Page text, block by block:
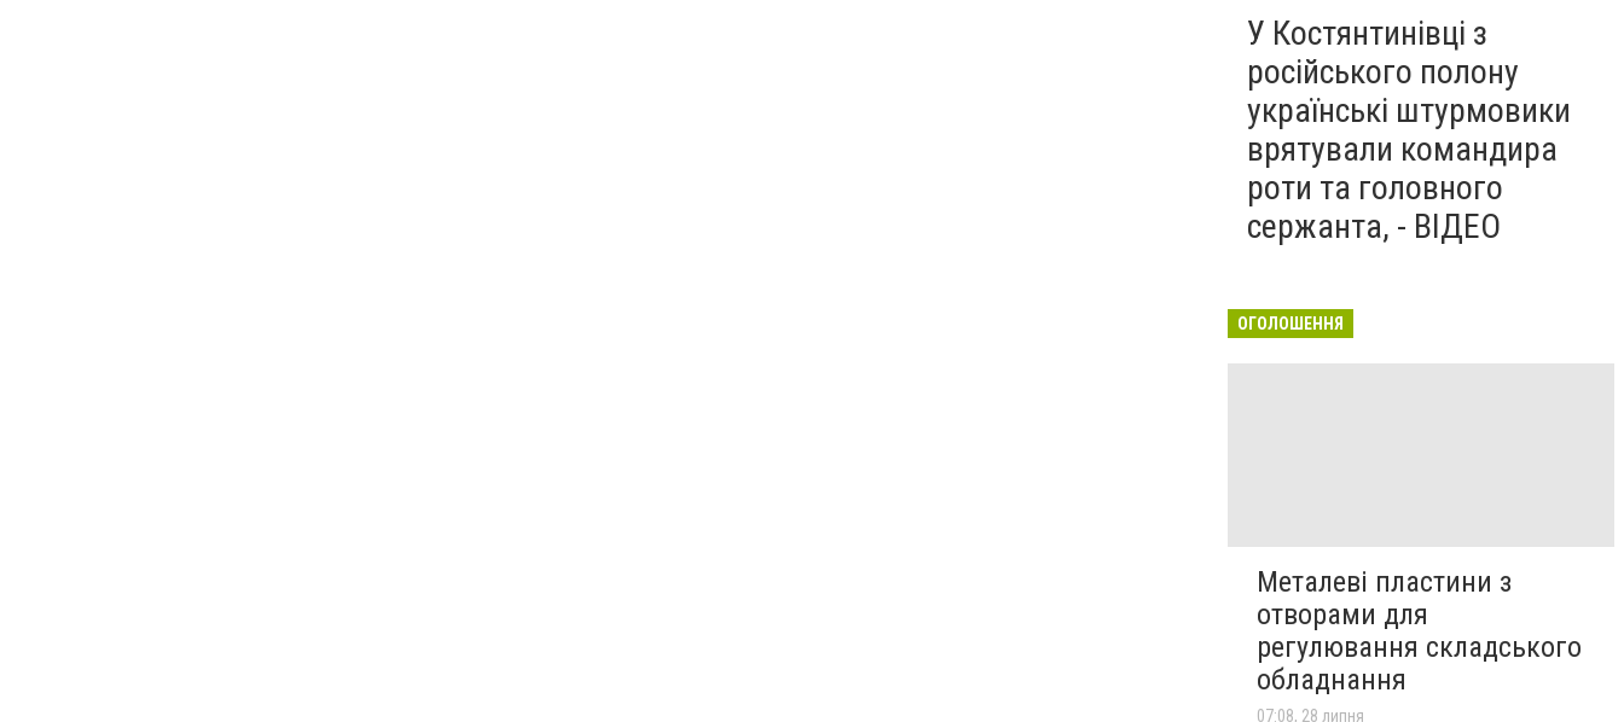
У Костянтинівці з
російського полону
українські штурмовики
врятували командира
роти та головного
сержанта, - ВІДЕО
ОГОЛОШЕННЯ
Металеві пластини з
отворами для
регулювання складського
обладнання
07:08, 28 липня